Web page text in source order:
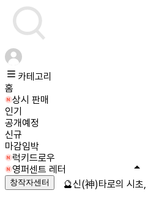
카테고리
홈
상시 판매
인기
공개예정
신규
마감임박
럭키드로우
영퍼센트 레터
창작자센터 🔮신(神)타로의 시초,